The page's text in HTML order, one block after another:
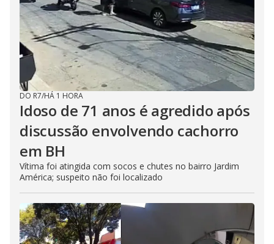
DO R7/HÁ 1 HORA
Idoso de 71 anos é agredido após
discussão envolvendo cachorro
em BH
Vítima foi atingida com socos e chutes no bairro Jardim
América; suspeito não foi localizado